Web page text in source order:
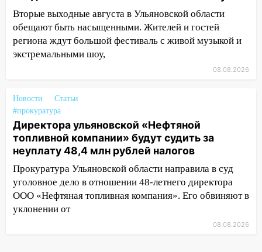
затопленные улицы и остановившиеся
трамваи
12:17 Ульяновск накрыл крупный град:
после ливня город снова уходит под
12:12
ДТП с шестилетним ребёнком на улице
Федерации
12:01 Пьяная женщина сбила
шестилетнего ребёнка на улице
Федерации: возбуждено уголовное дело
11:16 В Ульяновске ищут 37-летнего
мужчину, пропавшего ещё 19 июля
От мотофристайла до прогулки с
Вторые выходные августа в Ульяновской области
обещают быть насыщенными. Жителей и гостей
региона ждут большой фестиваль с живой музыкой и
экстремальными шоу,
08.08.2026
Новости
Статьи
#прокуратура
Директора ульяновской «Нефтяной
топливной компании» будут судить за
неуплату 48,4 млн рублей налогов
Прокуратура Ульяновской области направила в суд
уголовное дело в отношении 48-летнего директора
ООО «Нефтяная топливная компания». Его обвиняют в
уклонении от
08.08.2026